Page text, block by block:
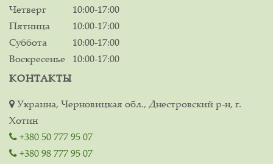
Четверг
10:00-17:00
Пятница
10:00-17:00
Суббота
10:00-17:00
Воскресенье
10:00-17:00
КОНТАКТЫ
Украина, Черновицкая обл., Днестровский р-н, г.
Хотин
+380 50 777 95 07
+380 98 777 95 07